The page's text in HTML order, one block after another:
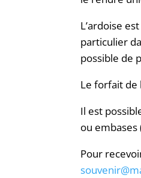
L’ardoise
particulier
possible de
Le forfait de
Il est
ou
Pour